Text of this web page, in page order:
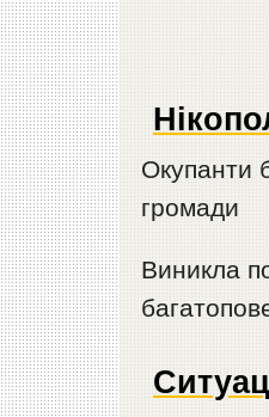
Окупанти
громади
Виникла